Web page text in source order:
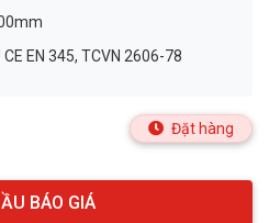
CE EN 345, TCVN 2606-78
Đặt hàng